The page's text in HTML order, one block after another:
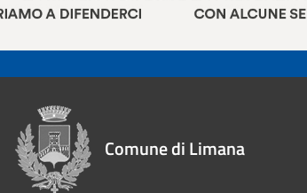
Comune di Limana